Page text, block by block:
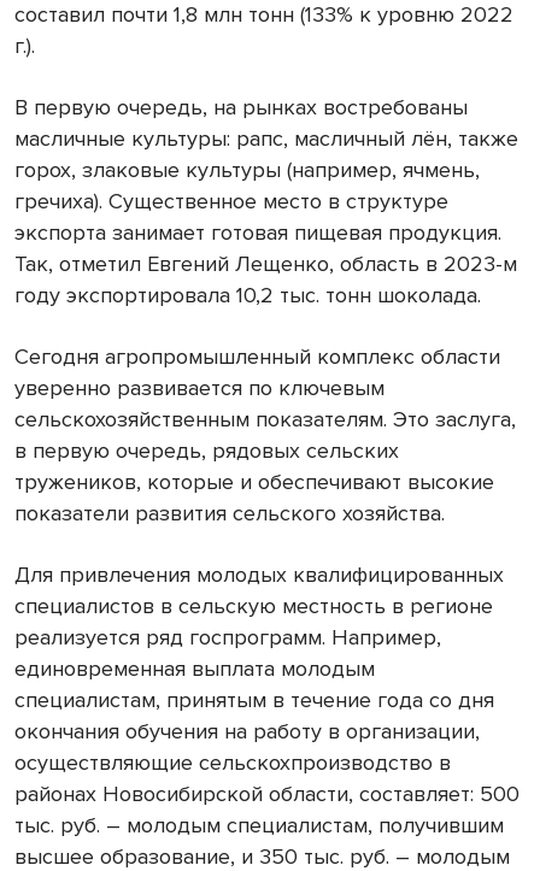
составил почти 1,8 млн тонн (133% к уровню 2022
г.).
В первую очередь, на рынках востребованы
масличные культуры: рапс, масличный лён, также
горох, злаковые культуры (например, ячмень,
гречиха). Существенное место в структуре
экспорта занимает готовая пищевая продукция.
Так, отметил Евгений Лещенко, область в 2023-м
году экспортировала 10,2 тыс. тонн шоколада.
Сегодня агропромышленный комплекс области
уверенно развивается по ключевым
сельскохозяйственным показателям. Это заслуга,
в первую очередь, рядовых сельских
тружеников, которые и обеспечивают высокие
показатели развития сельского хозяйства.
Для привлечения молодых квалифицированных
специалистов в сельскую местность в регионе
реализуется ряд госпрограмм. Например,
единовременная выплата молодым
специалистам, принятым в течение года со дня
окончания обучения на работу в организации,
осуществляющие сельскохпроизводство в
районах Новосибирской области, составляет: 500
тыс. руб. – молодым специалистам, получившим
высшее образование, и 350 тыс. руб. – молодым